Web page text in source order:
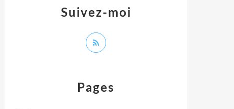
Pages
Suivez-moi